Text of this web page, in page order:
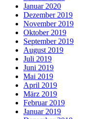
Januar 2020
Dezember 2019
November 2019
Oktober 2019
September 2019
August 2019
Juli 2019
Juni 2019
Mai 2019
April 2019
März 2019
Februar 2019
Januar 2019